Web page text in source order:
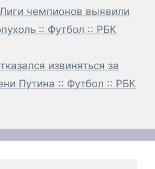
чемпионов выявили
:: Футбол :: РБК
извиняться за
Путина :: Футбол :: РБК